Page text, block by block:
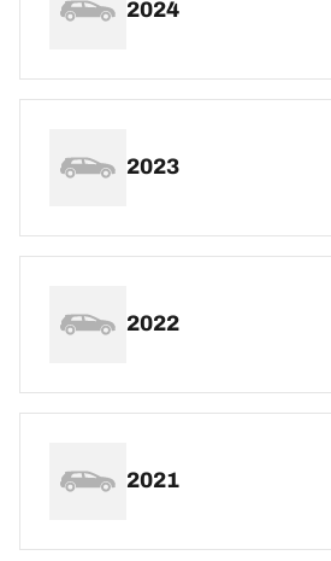
2024
2023
2022
2021